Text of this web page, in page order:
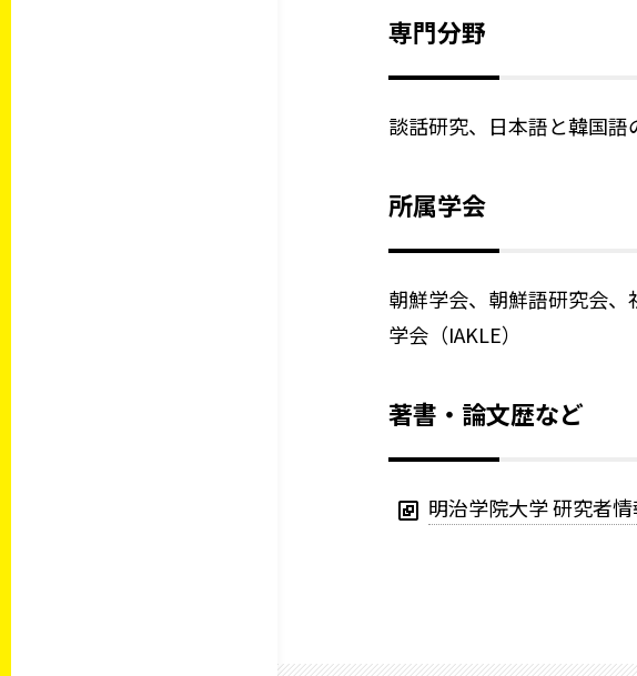
専門分野
談話研究、日本語と韓国
所属学会
朝鮮学会、朝鮮語研究会
学会（IAKLE）
著書・論文歴など
明治学院大学 研究者情